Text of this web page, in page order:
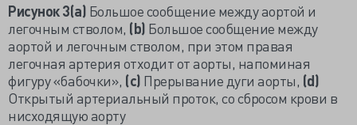
Рисунок 3(а) Большое сообщение между аортой и
легочным стволом, (b) Большое сообщение между
аортой и легочным стволом, при этом правая
легочная артерия отходит от аорты, напоминая
фигуру «бабочки», (c) Прерывание дуги аорты, (d)
Открытый артериальный проток, со сбросом крови в
нисходящую аорту